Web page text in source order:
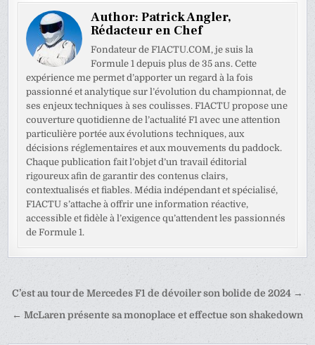
Author:Patrick Angler,
Rédacteur en Chef
Fondateur de F1ACTU.COM, je suis la
Formule 1 depuis plus de 35 ans. Cette
expérience me permet d’apporter un regard à la fois
passionné et analytique sur l’évolution du championnat, de
ses enjeux techniques à ses coulisses. F1ACTU propose une
couverture quotidienne de l’actualité F1 avec une attention
particulière portée aux évolutions techniques, aux
décisions réglementaires et aux mouvements du paddock.
Chaque publication fait l’objet d’un travail éditorial
rigoureux afin de garantir des contenus clairs,
contextualisés et fiables. Média indépendant et spécialisé,
F1ACTU s’attache à offrir une information réactive,
accessible et fidèle à l’exigence qu’attendent les passionnés
de Formule 1.
Navigation
de
C’est au tour de Mercedes F1 de dévoiler son bolide de 2024 →
← McLaren présente sa monoplace et effectue son shakedown